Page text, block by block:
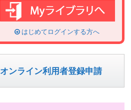
はじめてログインする方へ
オンライン利用者登録申請